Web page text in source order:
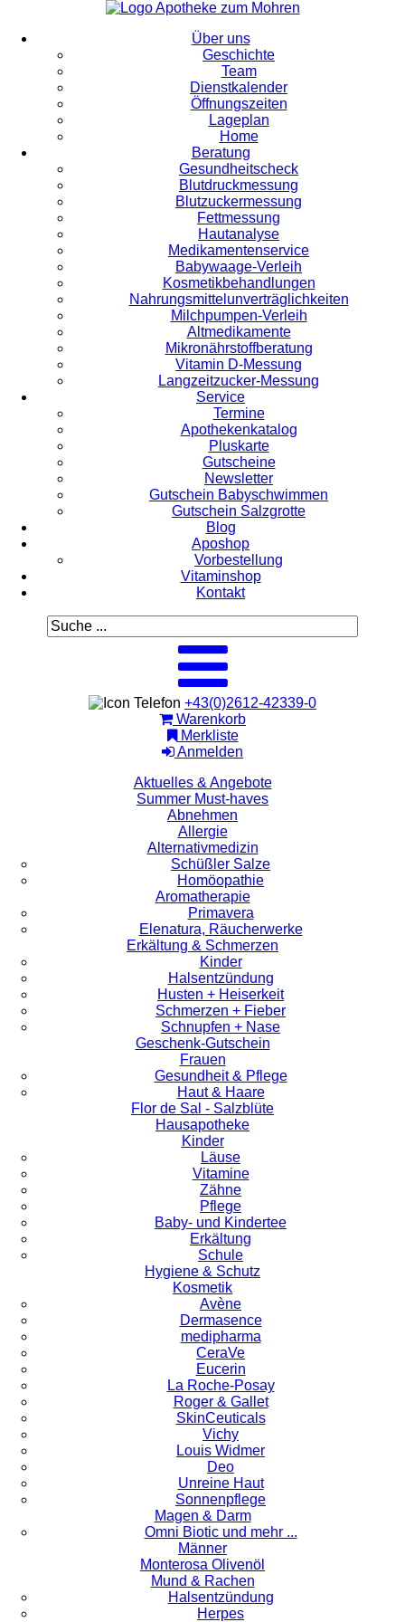
Über uns
Geschichte
Team
Dienstkalender
Öffnungszeiten
Lageplan
Home
Beratung
Gesundheitscheck
Blutdruckmessung
Blutzuckermessung
Fettmessung
Hautanalyse
Medikamentenservice
Babywaage-Verleih
Kosmetikbehandlungen
Nahrungsmittelunverträglichkeiten
Milchpumpen-Verleih
Altmedikamente
Mikronährstoffberatung
Vitamin D-Messung
Langzeitzucker-Messung
Service
Termine
Apothekenkatalog
Pluskarte
Gutscheine
Newsletter
Gutschein Babyschwimmen
Gutschein Salzgrotte
Blog
Aposhop
Vorbestellung
Vitaminshop
Kontakt
+43(0)2612-42339-0
Warenkorb
Merkliste
Anmelden
Aktuelles & Angebote
Summer Must-haves
Abnehmen
Allergie
Alternativmedizin
Schüßler Salze
Homöopathie
Aromatherapie
Primavera
Elenatura, Räucherwerke
Erkältung & Schmerzen
Kinder
Halsentzündung
Husten + Heiserkeit
Schmerzen + Fieber
Schnupfen + Nase
Geschenk-Gutschein
Frauen
Gesundheit & Pflege
Haut & Haare
Flor de Sal - Salzblüte
Hausapotheke
Kinder
Läuse
Vitamine
Zähne
Pflege
Baby- und Kindertee
Erkältung
Schule
Hygiene & Schutz
Kosmetik
Avène
Dermasence
medipharma
CeraVe
Eucerin
La Roche-Posay
Roger & Gallet
SkinCeuticals
Vichy
Louis Widmer
Deo
Unreine Haut
Sonnenpflege
Magen & Darm
Omni Biotic und mehr ...
Männer
Monterosa Olivenöl
Mund & Rachen
Halsentzündung
Herpes